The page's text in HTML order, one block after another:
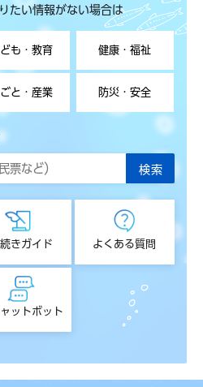
たい情報がない場合は
も・教育 健康・福祉
と・産業 防災・安全
きガイド よくある質問
ットボット